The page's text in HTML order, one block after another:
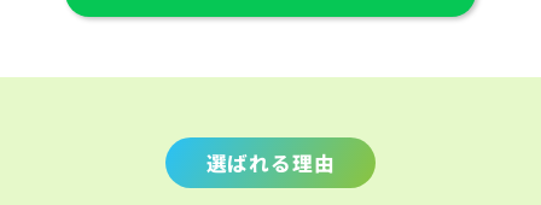
選ばれる理由